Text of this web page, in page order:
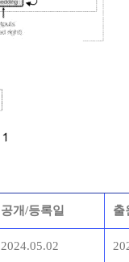
공개/등록일 출
2024.05.02